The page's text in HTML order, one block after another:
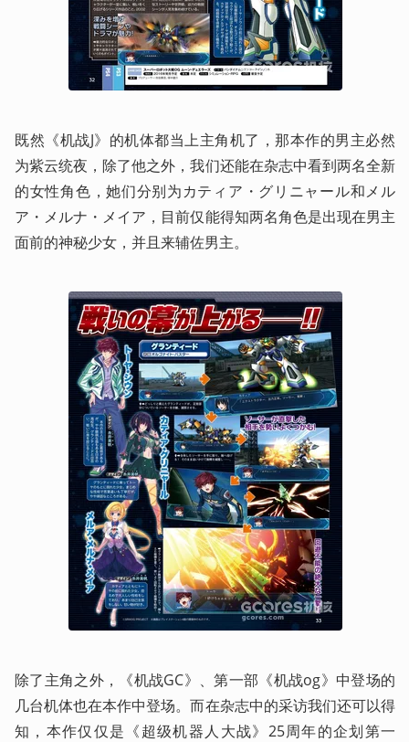
既然《机战J》的机体都当上主角机了，那本作的男主必然
为紫云统夜，除了他之外，我们还能在杂志中看到两名全新
的女性角色，她们分别为カティア・グリニャール和メル
ア・メルナ・メイア，目前仅能得知两名角色是出现在男主
面前的神秘少女，并且来辅佐男主。
除了主角之外，《机战GC》、第一部《机战og》中登场的
几台机体也在本作中登场。而在杂志中的采访我们还可以得
知，本作仅仅是《超级机器人大战》25周年的企划第一